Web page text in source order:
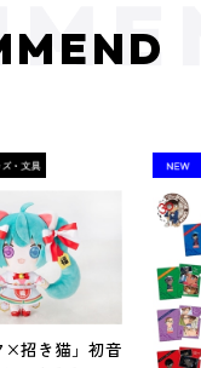
×招き猫」初音